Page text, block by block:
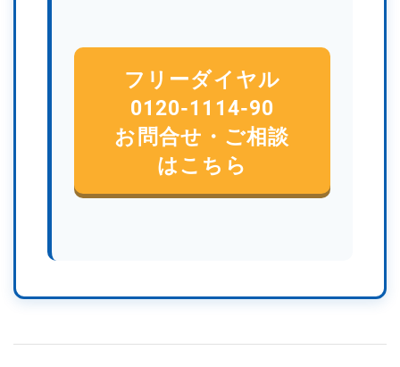
フリーダイヤル
0120-1114-90
お問合せ・ご相談
はこちら